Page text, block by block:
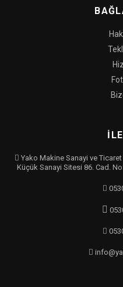
Yako Makine Sanayi ve
Küçük Sanayi Sitesi 86. Cad.